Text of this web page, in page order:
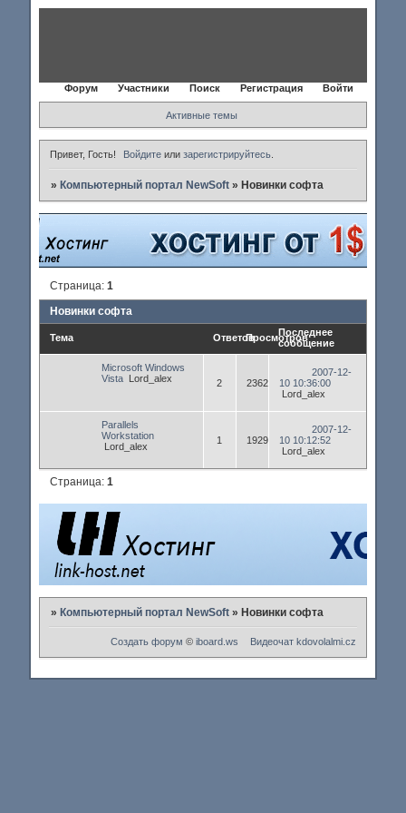
Форум Участники Поиск Регистрация Войти
Активные темы
Привет, Гость! Войдите илизарегистрируйтесь
» Компьютерный портал NewSoft » Новинки софта
Новинки софта
Страница: 1
Тема ОтветовПросмотров
Последнее
сообщение
Microsoft Windows
Vista
Lord_alex 2 2362
2007-12-
10 10:36:00
Lord_alex
Parallels
Workstation
Lord_alex
1 1929
2007-12-
10 10:12:52
Lord_alex
Страница: 1
» Компьютерный портал NewSoft » Новинки софта
Создать форум ©iboard.ws Видеочат kdovolalmi.cz